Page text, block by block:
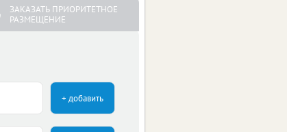
ЗАКАЗАТЬ ПРИОРИТЕТНОЕ
РАЗМЕЩЕНИЕ
+ добавить